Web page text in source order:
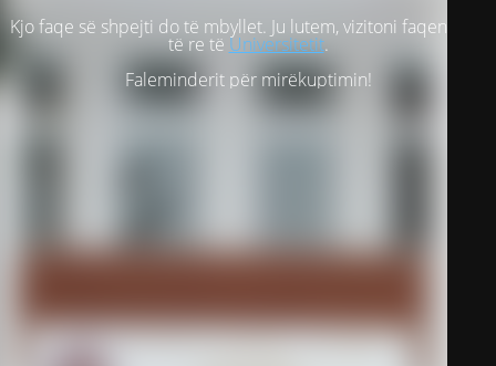
Kjo faqe së shpejti do të mbyllet. Ju lutem, vizitoni faqen tonë
të re të Universitetit.
Faleminderit për mirëkuptimin!